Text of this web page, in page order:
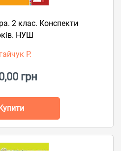
2 клас. Конспекти
НУШ
Р.
грн